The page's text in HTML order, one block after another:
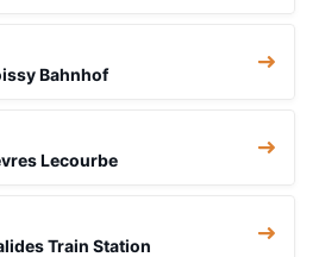
Bahnhof
Lecourbe
Train Station